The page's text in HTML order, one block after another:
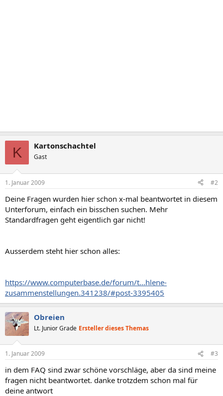
K Kartonschachtel
Gast
1. Januar 2009 #2
Deine Fragen wurden hier schon x-mal beantwortet in diesem
Unterforum, einfach ein bisschen suchen. Mehr
Standardfragen geht eigentlich gar nicht!
Ausserdem steht hier schon alles:
https://www.computerbase.de/forum/t...hlene-
zusammenstellungen.341238/#post-3395405
Obreien
Lt. Junior Grade Ersteller dieses Themas
1. Januar 2009 #3
in dem FAQ sind zwar schöne vorschläge, aber da sind meine
fragen nicht beantwortet. danke trotzdem schon mal für
deine antwort